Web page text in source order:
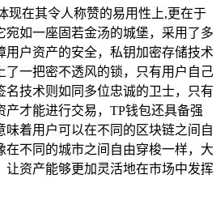
现在其令人称赞的易用性上,更在于
宛如一座固若金汤的城堡，采用了多
用户资产的安全，私钥加密存储技术
了一把密不透风的锁，只有用户自己
名技术则如同多位忠诚的卫士，只有
产才能进行交易，TP钱包还具备强
味着用户可以在不同的区块链之间自
在不同的城市之间自由穿梭一样，大
让资产能够更加灵活地在市场中发挥